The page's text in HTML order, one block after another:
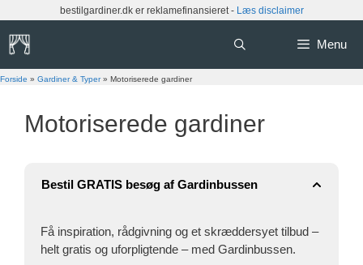
indhold
bestilgardiner.dk er reklamefinansieret - Læs disclaimer
Menu
Forside » Gardiner & Typer» Motoriserede gardiner
Motoriserede gardiner
Bestil GRATIS besøg af Gardinbussen
Få inspiration, rådgivning og et skræddersyet tilbud –
helt gratis og uforpligtende – med Gardinbussen.